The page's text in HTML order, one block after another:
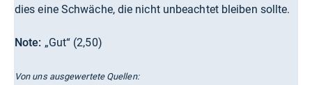
dies eine Schwäche, die nicht unbeachtet bleiben sollte.
Note: „Gut“ (2,50)
Von uns ausgewertete Quellen: